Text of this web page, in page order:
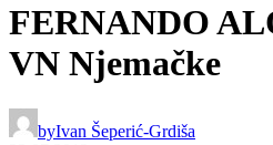
FERNANDO
VN Njemačke
byIvan Šeperić-Grdiša